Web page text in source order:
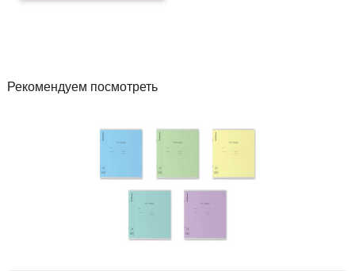
Рекомендуем посмотреть